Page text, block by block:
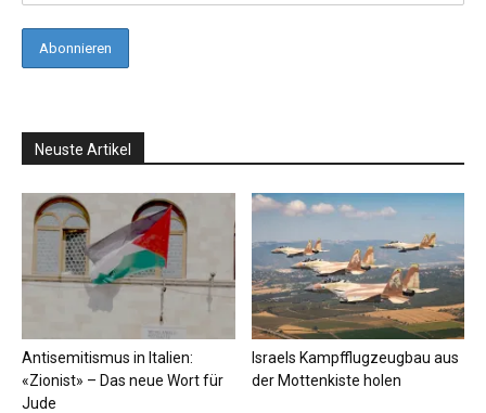
Neuste Artikel
Antisemitismus in Italien:
«Zionist» – Das neue Wort für
Jude
Israels Kampfflugzeugbau aus
der Mottenkiste holen